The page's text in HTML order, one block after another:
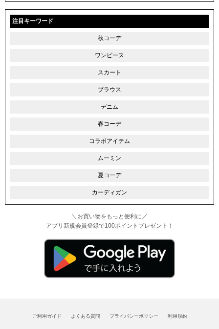
注目キーワード
秋コーデ
ワンピース
スカート
ブラウス
デニム
春コーデ
コラボアイテム
ムーミン
夏コーデ
カーディガン
＼お買い物をもっと便利に／
アプリ新規会員登録で100ポイントプレゼント！
ご利用ガイド よくある質問 プライバシーポリシー 利用規約